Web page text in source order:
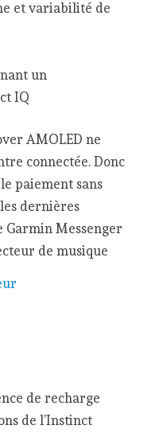
et variabilité de
un
IQ
AMOLED ne
connectée. Donc
paiement sans
dernières
Garmin Messenger
de musique
de recharge
de l’Instinct